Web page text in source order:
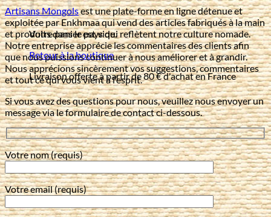
Votre panier est vide.
Retour à la boutique
Livraison offerte à partir de 80 € d'achat en France
Artisans Mongolsest une plate-forme en ligne détenue et
exploitée par Enkhmaa qui vend des articles fabriqués à la main
et produits dans le pays qui reflètent notre culture nomade.
Notre entreprise apprécie les commentaires des clients afin
que nous puissions continuer à nous améliorer et à grandir.
Nous apprécions sincèrement vos suggestions, commentaires
et tout ce qui vous vient à l’esprit.
Si vous avez des questions pour nous, veuillez nous envoyer un
message via le formulaire de contact ci-dessous.
Votre nom (requis)
Votre email (requis)